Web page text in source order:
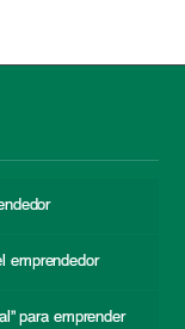
emprendedor
para emprender